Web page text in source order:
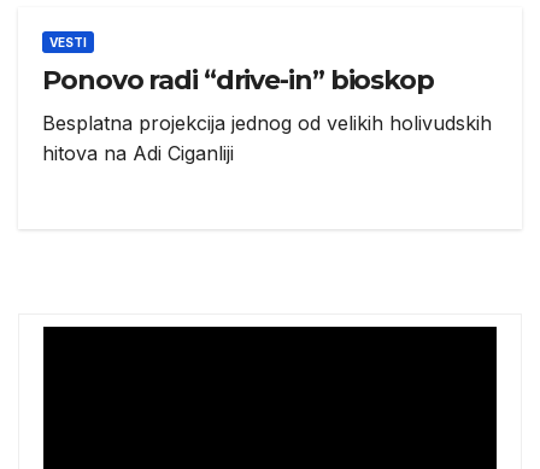
VESTI
Ponovo radi “drive-in” bioskop
Besplatna projekcija jednog od velikih holivudskih
hitova na Adi Ciganliji